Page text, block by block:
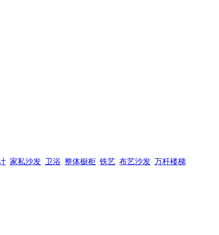
家私沙发 卫浴 整体橱柜 铁艺 布艺沙发 万杆楼梯